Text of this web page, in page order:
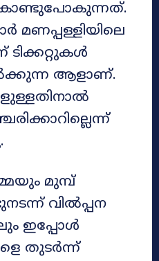
കൊണ്ടുപോകുന്നത്.
മണപ്പള്ളിയിലെ
ആളാണ്.
മുമ്പ്
വിൽപ്പന
ഇപ്പോൾ
തുടർന്ന്